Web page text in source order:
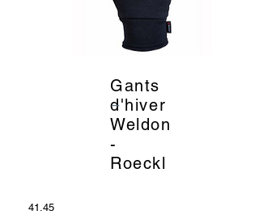
Gants
d'hiver
Weldon
-
Roeckl
_
41.45